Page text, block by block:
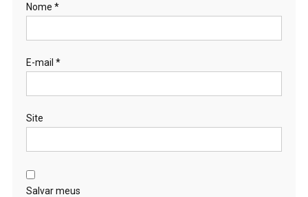
Nome *
E-mail *
Site
Salvar meus